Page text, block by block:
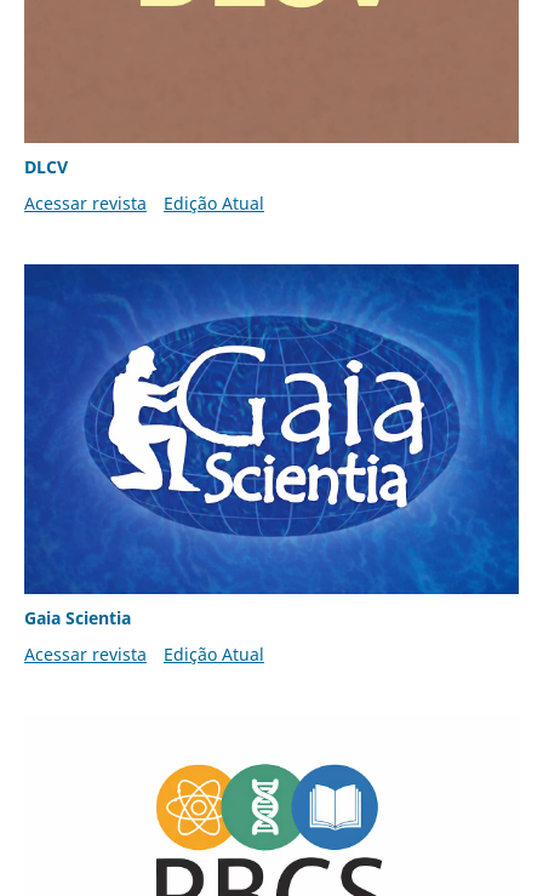
DLCV
Acessar revista
Edição Atual
Gaia Scientia
Acessar revista
Edição Atual